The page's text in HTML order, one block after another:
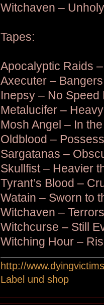
Witchaven –
Tapes:
Apocalyptic Raids
Axecuter –
Inepsy – No
Metalucifer –
Mosh Angel – In
Oldblood –
Sargatanas –
Skullfist – Heavier
Tyrant’s Blood –
Watain – Sworn to
Witchaven –
Witchcurse – Still
Witching Hour –
http://
Label und shop